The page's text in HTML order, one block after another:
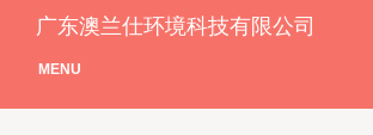
广东澳兰仕环境科技有限公司
MENU